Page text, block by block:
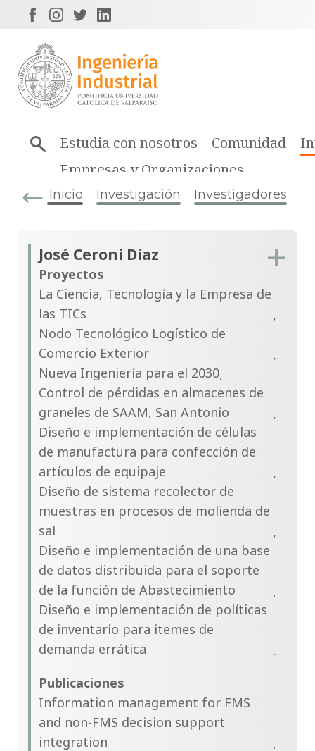
Estudia con nosotros Comunidad
Empresas y Organizaciones
Inicio Investigación Investigadores
José Ceroni Díaz
Proyectos
La Ciencia, Tecnología y la Empresa de
las TICs
Nodo Tecnológico Logístico de
Comercio Exterior
Nueva Ingeniería para el 2030
Control de pérdidas en almacenes de
graneles de SAAM, San Antonio
Diseño e implementación de células
de manufactura para confección de
artículos de equipaje
Diseño de sistema recolector de
muestras en procesos de molienda de
sal
Diseño e implementación de una base
de datos distribuida para el soporte
de la función de Abastecimiento
Diseño e implementación de políticas
de inventario para itemes de
demanda errática
Publicaciones
Information management for FMS
and non-FMS decision support
integration